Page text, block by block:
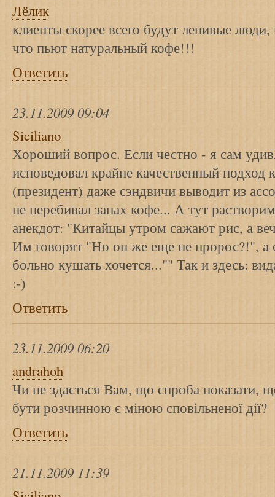
Лёлик
клиенты скорее всего будут ленивые
что пьют натуральный кофе!!!
Ответить
23.11.2009 09:04
Siciliano
Хороший вопрос. Если честно - я сам
исповедовал крайне качественный
(президент) даже сэндвичи выводит из
не перебивал запах кофе... А тут
анекдот: "Китайцы утром сажают рис, а
Им говорят "Но он же еще не пророс?!", а
больно кушать хочется..."" Так и здесь:
:-)
Ответить
23.11.2009 06:20
andrahoh
Чи не здається Вам, що спроба показати,
бути розчинною є міною сповільненої дії?
Ответить
21.11.2009 11:39